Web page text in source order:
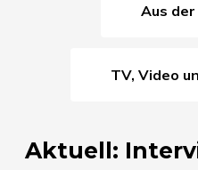
Aus
TV, Video
Aktuell: